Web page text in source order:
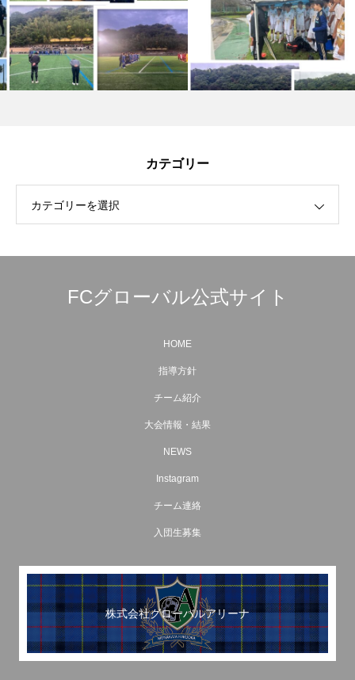
カテゴリー
カテゴリーを選択
FCグローバル公式サイト
HOME
指導方針
チーム紹介
大会情報・結果
NEWS
Instagram
チーム連絡
入団生募集
株式会社グローバルアリーナ